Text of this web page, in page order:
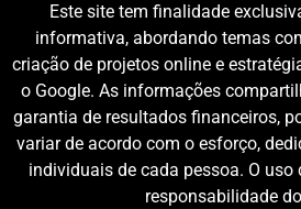
Este site tem finalidade
informativa, abordando temas
criação de projetos online e
o Google. As informações
garantia de resultados financeiros,
variar de acordo com o esforço,
individuais de cada pessoa. O uso
responsabilidade